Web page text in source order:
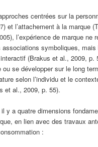
centrées sur la
et l’attachement à la marque
l’expérience de marque ne
associations symboliques, mais
(Brakus et al., 2009, p.
ou se développer sur le long
selon l’individu et le
et al., 2009, p. 55).
il y a quatre dimensions
en lien avec des travaux
: